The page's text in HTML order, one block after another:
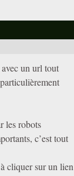
un url tout
les robots
c’est tout
cliquer sur un lien